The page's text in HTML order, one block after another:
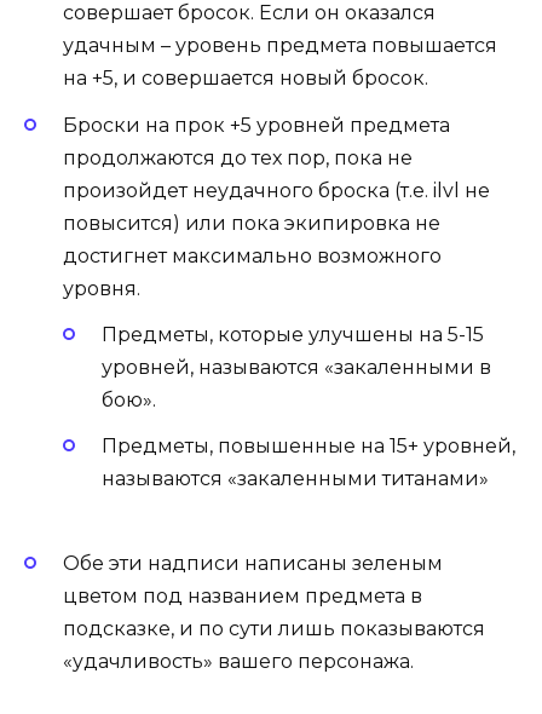
совершает бросок. Если он оказался
удачным – уровень предмета повышается
на +5, и совершается новый бросок.
Броски на прок +5 уровней предмета
продолжаются до тех пор, пока не
произойдет неудачного броска (т.е. ilvl не
повысится) или пока экипировка не
достигнет максимально возможного
уровня.
Предметы, которые улучшены на 5-15
уровней, называются «закаленными в
бою».
Предметы, повышенные на 15+ уровней,
называются «закаленными титанами»
Обе эти надписи написаны зеленым
цветом под названием предмета в
подсказке, и по сути лишь показываются
«удачливость» вашего персонажа.